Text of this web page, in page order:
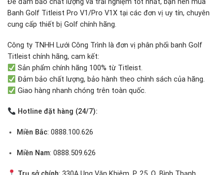
Để đảm bảo chất lượng và trải nghiệm tốt nhất, bạn nên mua
Banh Golf Titleist Pro V1/Pro V1X tại các đơn vị uy tín, chuyên
cung cấp thiết bị Golf chính hãng.
Công ty TNHH Lưới Công Trình là đơn vị phân phối banh Golf
Titleist chính hãng, cam kết:
Sản phẩm chính hãng 100% từ Titleist.
Đảm bảo chất lượng, bảo hành theo chính sách của hãng.
Giao hàng nhanh chóng trên toàn quốc.
Hotline đặt hàng (24/7):
Miền Bắc: 0888.100.626
Miền Nam: 0888.509.626